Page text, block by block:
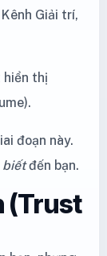
Giải trí,
hiển thị
đoạn này.
biếtđến bạn.
(Trust